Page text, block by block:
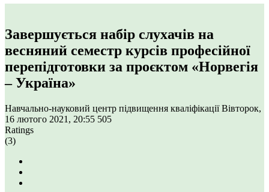
Завершується набір слухачів на
весняний семестр курсів професійної
перепідготовки за проєктом «Норвегія
– Україна»
Навчально-науковий центр підвищення кваліфікаціїВівторок,
16 лютого 2021, 20:55 505
Ratings
(3)